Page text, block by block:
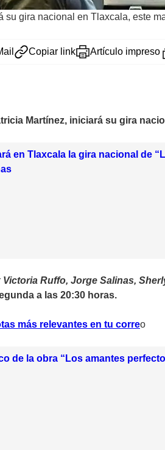
su gira nacional en Tlaxcala, este
Copiar link Artículo impreso
Martínez, iniciará su gira
en Tlaxcala la gira nacional de
Victoria Ruffo, Jorge Salinas,
a las 20:30 horas.
más relevantes en tu correo
de la obra “Los amantes